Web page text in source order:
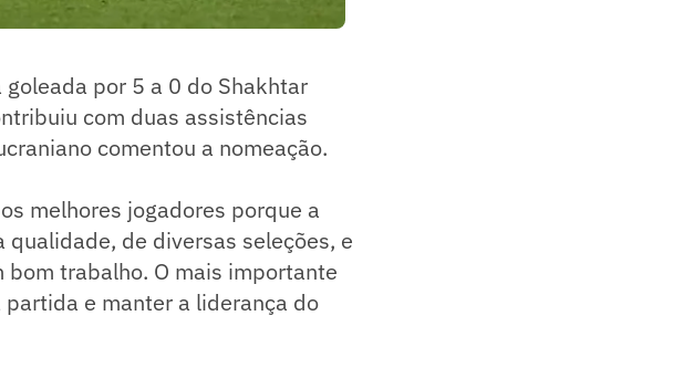
por 5 a 0 do Shakhtar
com duas assistências
comentou a nomeação.
melhores jogadores porque a
de diversas seleções, e
trabalho. O mais importante
e manter a liderança do